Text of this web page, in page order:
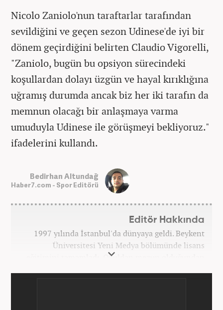
Nicolo Zaniolo'nun taraftarlar tarafından
sevildiğini ve geçen sezon Udinese'de iyi bir
dönem geçirdiğini belirten Claudio Vigorelli,
"Zaniolo, bugün bu opsiyon sürecindeki
koşullardan dolayı üzgün ve hayal kırıklığına
uğramış durumda ancak biz her iki tarafın da
memnun olacağı bir anlaşmaya varma
umuduyla Udinese ile görüşmeyi bekliyoruz."
ifadelerini kullandı.
Bedirhan Altundağ
Haber7.com - Spor Editörü
Editör Hakkında
1997 yılında İstanbul'da dünyaya geldi. Beykent
Üniversitesi Yeni Medya bölümünde lisans
eğitimini tamamladı. Okuldan mezun olduğundan